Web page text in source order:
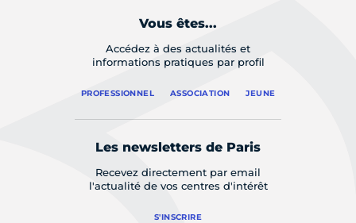
Vous êtes...
Accédez à des actualités et
informations pratiques par profil
PROFESSIONNEL ASSOCIATION JEUNE
Les newsletters de Paris
Recevez directement par email
l'actualité de vos centres d'intérêt
S'INSCRIRE